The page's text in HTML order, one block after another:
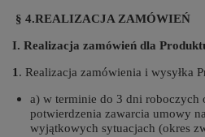
§ 4.REALIZACJA ZAMÓWIEŃ
I. Realizacja zamówień dla
1 . Realizacja zamówienia i wysyłka
a) w terminie do 3 dni roboczych
potwierdzenia zawarcia umowy
wyjątkowych sytuacjach (okres